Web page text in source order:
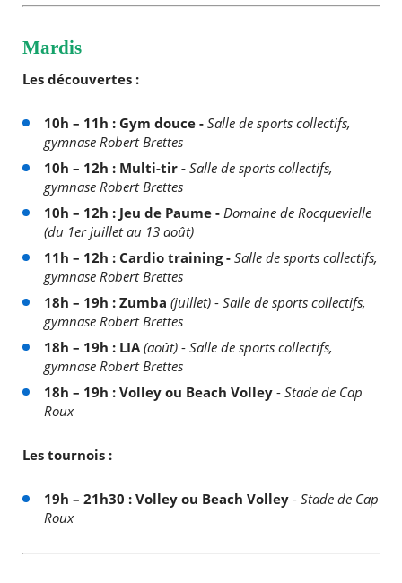
Mardis
Les découvertes :
10h – 11h : Gym douce -Salle de sports collectifs,
gymnase Robert Brettes
10h – 12h : Multi-tir -Salle de sports collectifs,
gymnase Robert Brettes
10h – 12h : Jeu de Paume -Domaine de Rocquevielle
(du 1er juillet au 13 août)
11h – 12h : Cardio training -Salle de sports collectifs,
gymnase Robert Brettes
18h – 19h : Zumba (juillet)-Salle de sports collectifs,
gymnase Robert Brettes
18h – 19h : LIA (août)-Salle de sports collectifs,
gymnase Robert Brettes
18h – 19h : Volley ou Beach Volley-Stade de Cap
Roux
Les tournois :
19h – 21h30 : Volley ou Beach Volley-Stade de Cap
Roux